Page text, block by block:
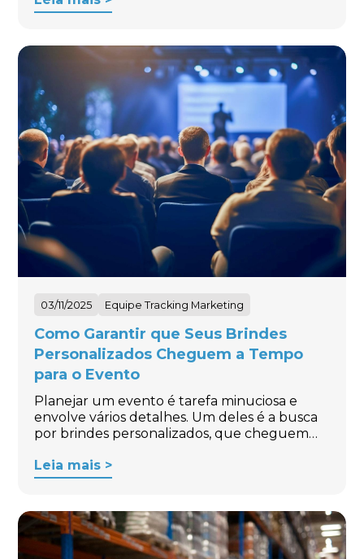
03/11/2025 Equipe Tracking Marketing
Como Garantir que Seus Brindes
Personalizados Cheguem a Tempo
para o Evento
Planejar um evento é tarefa minuciosa e
envolve vários detalhes. Um deles é a busca
por brindes personalizados, que cheguem…
Leia mais >